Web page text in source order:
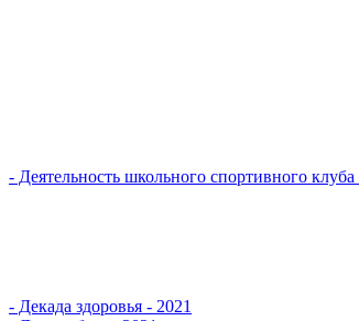
- Деятельность школьного спортивного
- Декада здоровья - 2021